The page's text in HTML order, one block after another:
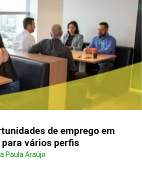
de emprego em
vários perfis
Paula Araújo